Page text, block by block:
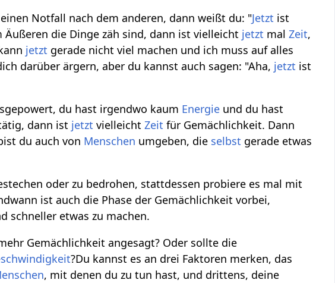
Notfall nach dem anderen, dann weißt du: "Jetzt ist
die Dinge zäh sind, dann ist vielleicht jetzt malZeit,
jetzt gerade nicht viel machen und ich muss auf alles
darüber ärgern, aber du kannst auch sagen: "Aha, jetzt ist
du hast irgendwo kaum Energie und du hast
dann ist jetzt vielleichtZeit für Gemächlichkeit. Dann
du auch von Menschen umgeben, die selbst gerade etwas
oder zu bedrohen, stattdessen probiere es mal mit
ist auch die Phase der Gemächlichkeit vorbei,
schneller etwas zu machen.
Gemächlichkeit angesagt? Oder sollte die
?Du kannst es an drei Faktoren merken, das
, mit denen du zu tun hast, und drittens, deine